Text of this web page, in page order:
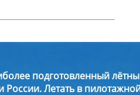
подготовленный
России. Летать в